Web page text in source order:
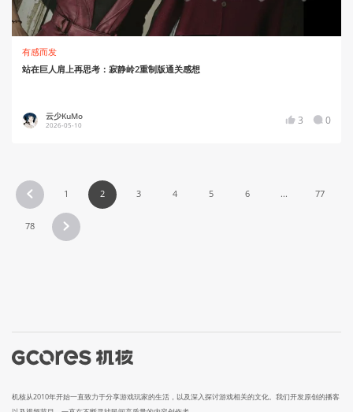
有感而发
站在巨人肩上再思考：寂静岭2重制版通关感想
云少KuMo
2026-05-10 3 0
1 2 3 4 5 6 ... 77
78
机核从2010年开始一直致力于分享游戏玩家的生活，以及深入探讨游戏相关的文化。我们开发原创的播客